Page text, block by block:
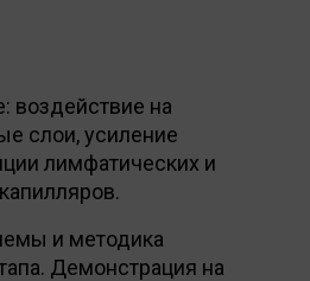
воздействие на
слои, усиление
лимфатических и
и методика
Демонстрация на